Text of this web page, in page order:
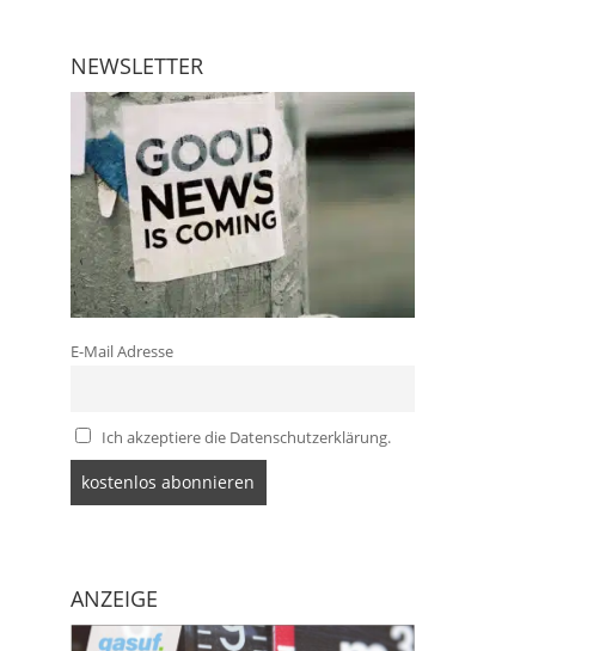
NEWSLETTER
E-Mail Adresse
Ich akzeptiere die Datenschutzerklärung.
ANZEIGE